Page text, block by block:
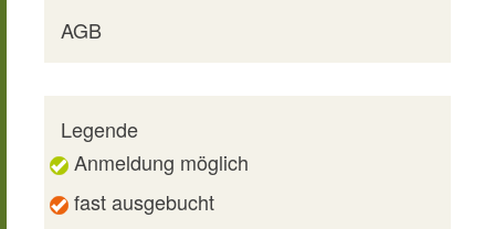
AGB
Legende
Anmeldung möglich
fast ausgebucht